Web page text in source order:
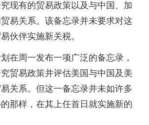
现有的贸易政策以及与中国、加
易关系。该备忘录并未要求对这
伙伴实施新关税。
在周一发布一项广泛的备忘录，
贸易政策并评估美国与中国及美
关系。但这一备忘录并未如许多
那样，在其上任首日就实施新的